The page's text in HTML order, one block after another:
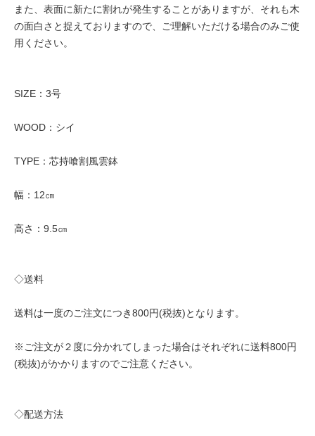
また、表面に新たに割れが発生することがありますが、それも木
の面白さと捉えておりますので、ご理解いただける場合のみご使
用ください。
SIZE：3号
WOOD：シイ
TYPE：芯持喰割風雲鉢
幅：12㎝
高さ：9.5㎝
◇送料
送料は一度のご注文につき800円(税抜)となります。
※ご注文が２度に分かれてしまった場合はそれぞれに送料800円
(税抜)がかかりますのでご注意ください。
◇配送方法